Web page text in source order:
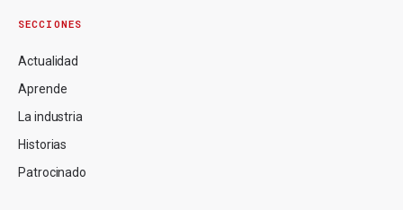
SECCIONES
Actualidad
Aprende
La industria
Historias
Patrocinado